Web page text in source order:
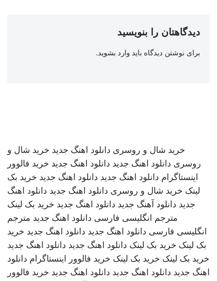
دیدگاهتان را بنویسید
برای نوشتن دیدگاه باید وارد بشوید.
خرید شال و روسری دانلود اهنگ جدید خرید شال و
روسری دانلود اهنگ جدید دانلود اهنگ جدید خرید فالوور
اینستاگرام دانلود اهنگ جدید دانلود اهنگ جدید خرید بک
لینک خرید شال و روسری دانلود اهنگ جدید دانلود اهنگ
جدید دانلود آهنگ جدید دانلود اهنگ جدید خرید بک لینک
مترجم انگلیسی فارسی دانلود اهنگ جدید مترجم
انگلیسی فارسی دانلود اهنگ جدید دانلود اهنگ جدید خرید
بک لینک خرید بک لینک دانلود اهنگ جدید دانلود اهنگ جدید
خرید بک لینک خرید بک لینک خرید فالوور اینستاگرام دانلود
اهنگ جدید دانلود اهنگ جدید دانلود اهنگ جدید خرید فالوور